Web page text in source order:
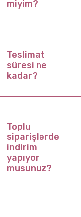
miyim?
Teslimat
süresi ne
kadar?
Toplu
siparişlerde
indirim
yapıyor
musunuz?